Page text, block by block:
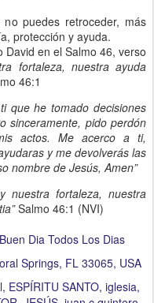
puedes retroceder, más
protección y ayuda.
en el Salmo 46, verso
fortaleza, nuestra ayuda
46:1
que he tomado decisiones
sinceramente, pido perdón
actos. Me acerco a ti,
y me devolverás las
nombre de Jesús, Amen”
nuestra fortaleza, nuestra
Salmo 46:1 (NVI)
Buen Dia Todos Los Dias
Springs, FL 33065, USA
ESPÍRITU SANTO iglesia